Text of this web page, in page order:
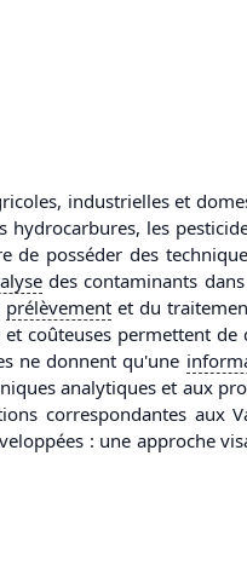
industrielles et
les
de posséder des
des contaminants
prélèvementet du
coûteuses permettent
ne donnent qu'une
analytiques et aux
correspondantes aux
: une approche